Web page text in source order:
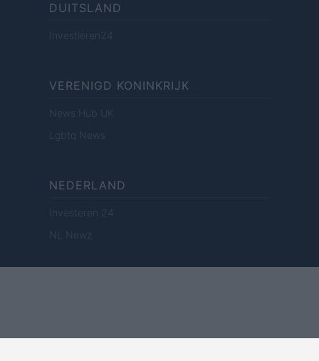
DUITSLAND
Investieren24
VERENIGD KONINKRIJK
News Hub UK
Lgbtq News
NEDERLAND
Investeren 24
NL Newz